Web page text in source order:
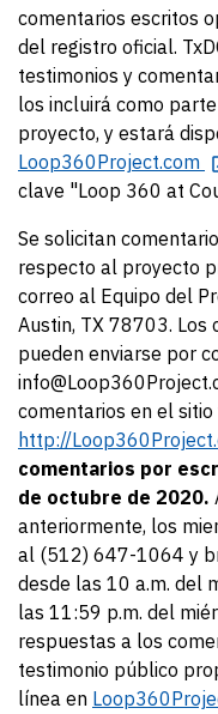
comentarios escritos
del registro oficial.
testimonios y
los incluirá como
proyecto, y estará
Loop360Project.com
clave "Loop 360 at
Se solicitan
respecto al proyecto
correo al Equipo del
Austin, TX 78703.
pueden enviarse por
comentarios en el
http://
comentarios por
de octubre de 2020.
anteriormente, los
al (512) 647-1064 y
desde las 10 a.m. del
las 11:59 p.m. del
respuestas a los
testimonio público
línea en